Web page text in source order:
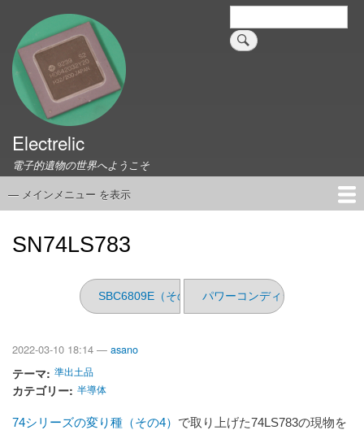
検
索
Electrelic
電子的遺物の世界へようこそ
メ
— メインメニュー を表示
SN74LS783
SBC6809E（その1）パワーコンディショナ交換
2022-03-10 18:14 — asano
テーマ 準出土品
カテゴリー 半導体
74シリーズの変り種（その4） で取り上げた74LS783の現物を